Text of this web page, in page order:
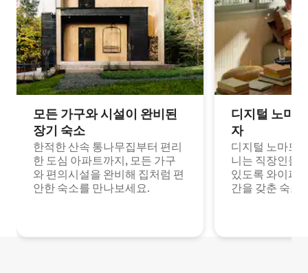
모든 가구와 시설이 완비된
장기 숙소
한적한 산속 통나무집부터 편리
한 도심 아파트까지, 모든 가구
와 편의시설을 완비해 집처럼 편
안한 숙소를 만나보세요.
디지털 노마
자
디지털 노마드
니는 직장인들
있도록 와이파
간을 갖춘 숙소